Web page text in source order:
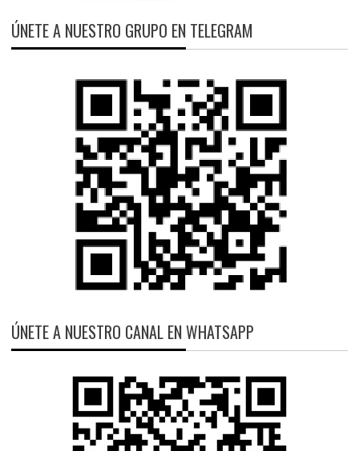
ÚNETE A NUESTRO GRUPO EN TELEGRAM
ÚNETE A NUESTRO CANAL EN WHATSAPP